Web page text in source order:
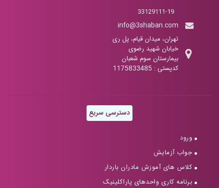
33129111-19
info@3shaban.com
تهران، میدان قیام، پل ری
خیابان شهید رضوی
بیمارستان سوم شعبان
کدپستی : 1175833485
دسترسی سریع
ورود
جواب آزمایش
کلاس های آموزش مادران باردار
برنامه کاری واحدهای پاراکلینیک